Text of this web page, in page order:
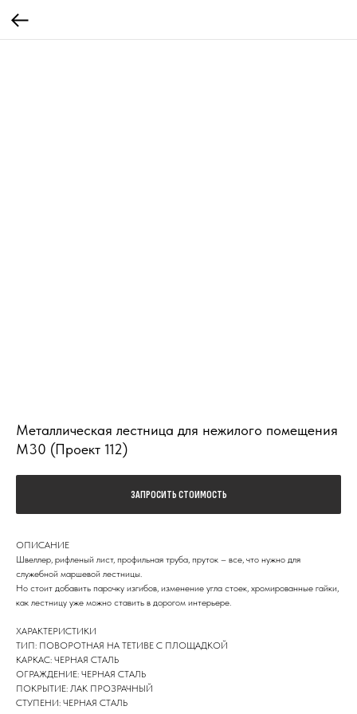
Металлическая лестница для нежилого помещения
М30 (Проект 112)
ЗАПРОСИТЬ СТОИМОСТЬ
ОПИСАНИЕ
Швеллер, рифленый лист, профильная труба, пруток – все, что нужно для
служебной маршевой лестницы.
Но стоит добавить парочку изгибов, изменение угла стоек, хромированные гайки,
как лестницу уже можно ставить в дорогом интерьере.
ХАРАКТЕРИСТИКИ
ТИП: ПОВОРОТНАЯ НА ТЕТИВЕ С ПЛОЩАДКОЙ
КАРКАС: ЧЕРНАЯ СТАЛЬ
ОГРАЖДЕНИЕ: ЧЕРНАЯ СТАЛЬ
ПОКРЫТИЕ: ЛАК ПРОЗРАЧНЫЙ
СТУПЕНИ: ЧЕРНАЯ СТАЛЬ